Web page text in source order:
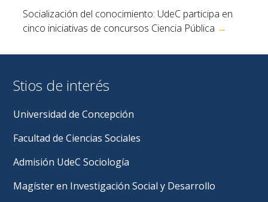
Socialización del conocimiento: UdeC participa en
cinco iniciativas de concursos Ciencia Pública →
Stios de interés
Universidad de Concepción
Facultad de Ciencias Sociales
Admisión UdeC Sociología
Magíster en Investigación Social y Desarrollo